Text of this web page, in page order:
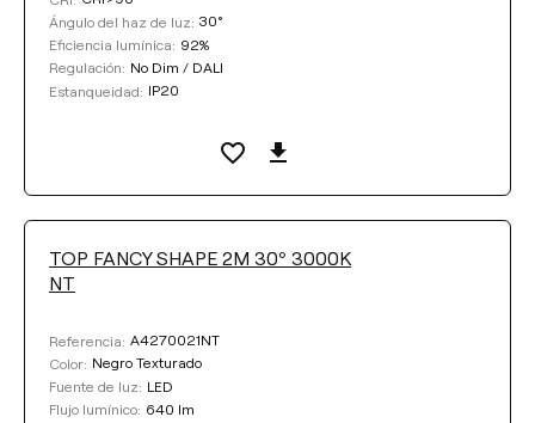
Ángulo del haz de luz: 30°
Eficiencia lumínica: 92%
Regulación: No Dim / DALI
Estanqueidad: IP20
TOP FANCY SHAPE 2M 30º 3000K
NT
Referencia: A4270021NT
Color: Negro Texturado
Fuente de luz: LED
Flujo lumínico: 640 lm